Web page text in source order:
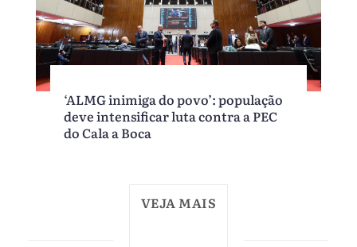
‘ALMG inimiga do povo’: população
deve intensificar luta contra a PEC
do Cala a Boca
VEJA MAIS